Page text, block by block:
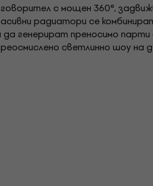
с мощен 360°,
радиатори се
генерират преносимо парти
светлинно шоу на